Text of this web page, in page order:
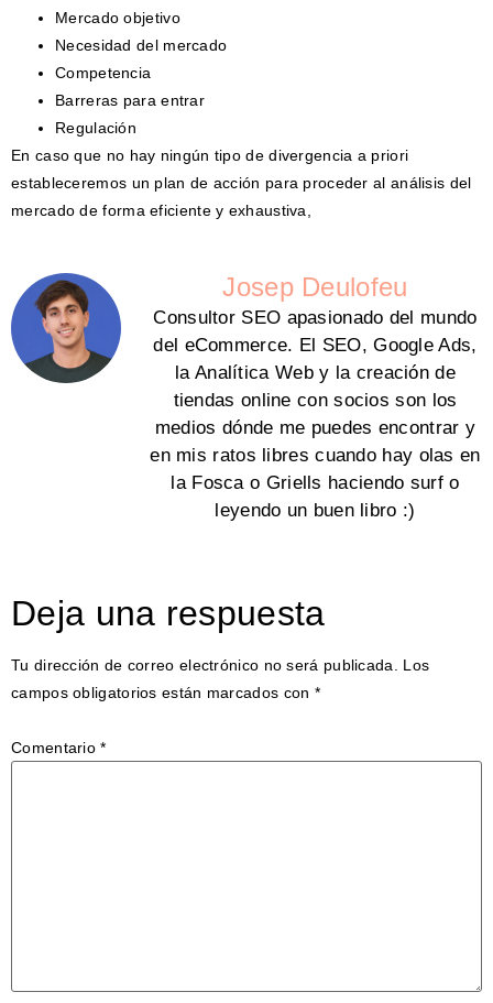
Mercado objetivo
Necesidad del mercado
Competencia
Barreras para entrar
Regulación
En caso que no hay ningún tipo de divergencia a priori
estableceremos un plan de acción para proceder al análisis del
mercado de forma eficiente y exhaustiva,
Josep Deulofeu
Consultor SEO apasionado del mundo
del eCommerce. El SEO, Google Ads,
la Analítica Web y la creación de
tiendas online con socios son los
medios dónde me puedes encontrar y
en mis ratos libres cuando hay olas en
la Fosca o Griells haciendo surf o
leyendo un buen libro :)
Deja una respuesta
Tu dirección de correo electrónico no será publicada.
Los
campos obligatorios están marcados con *
Comentario*